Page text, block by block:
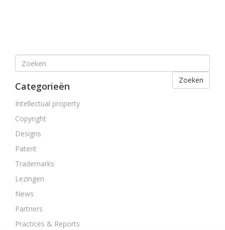
Zoeken
Categorieën
Intellectual property
Copyright
Designs
Patent
Trademarks
Lezingen
News
Partners
Practices & Reports